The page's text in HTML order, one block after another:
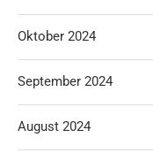
Oktober 2024
September 2024
August 2024